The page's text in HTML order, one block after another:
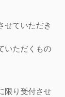
せていただき
いただくもの
限り受付させ